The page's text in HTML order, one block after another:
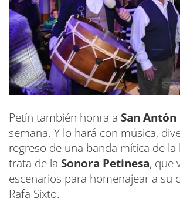
Petín también honra a San Antón
semana. Y lo hará con música,
regreso de una banda mítica de la
trata de la Sonora Petinesa, que
escenarios para homenajear a su
Rafa Sixto.